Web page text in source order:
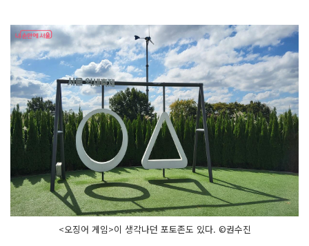
<오징어 게임>이 생각나던 포토존도 있다. ©권수진